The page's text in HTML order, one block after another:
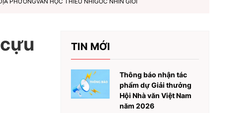
TIN MỚI
Thông báo nhận tác
phẩm dự Giải thưởng
Hội Nhà văn Việt Nam
năm 2026